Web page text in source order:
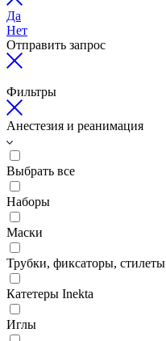
Да
Нет
Отправить запрос
Фильтры
Анестезия и реанимация
Выбрать все
Наборы
Маски
Трубки, фиксаторы, стилеты
Катетеры Inekta
Иглы